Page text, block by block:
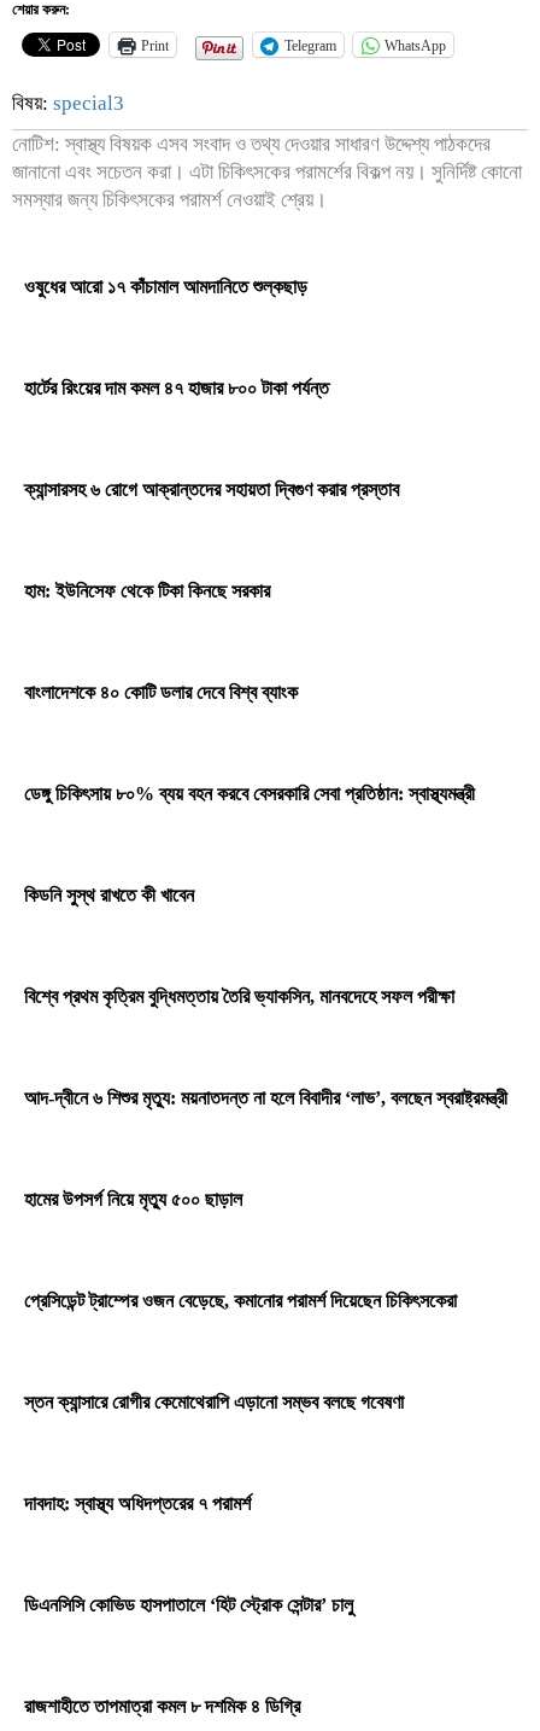
শেয়ার করুন:
Print Telegram WhatsApp
বিষয়: special3
নোটিশ: স্বাস্থ্য বিষয়ক এসব সংবাদ ও তথ্য দেওয়ার সাধারণ উদ্দেশ্য পাঠকদের
জানানো এবং সচেতন করা। এটা চিকিৎসকের পরামর্শের বিকল্প নয়। সুনির্দিষ্ট কোনো
সমস্যার জন্য চিকিৎসকের পরামর্শ নেওয়াই শ্রেয়।
ওষুধের আরো ১৭ কাঁচামাল আমদানিতে শুল্কছাড়
হার্টের রিংয়ের দাম কমল ৪৭ হাজার ৮০০ টাকা পর্যন্ত
ক্যান্সারসহ ৬ রোগে আক্রান্তদের সহায়তা দ্বিগুণ করার প্রস্তাব
হাম: ইউনিসেফ থেকে টিকা কিনছে সরকার
বাংলাদেশকে ৪০ কোটি ডলার দেবে বিশ্ব ব্যাংক
ডেঙ্গু চিকিৎসায় ৮০% ব্যয় বহন করবে বেসরকারি সেবা প্রতিষ্ঠান: স্বাস্থ্যমন্ত্রী
কিডনি সুস্থ রাখতে কী খাবেন
বিশ্বে প্রথম কৃত্রিম বুদ্ধিমত্তায় তৈরি ভ্যাকসিন, মানবদেহে সফল পরীক্ষা
আদ-দ্বীনে ৬ শিশুর মৃত্যু: ময়নাতদন্ত না হলে বিবাদীর ‘লাভ’, বলছেন স্বরাষ্ট্রমন্ত্রী
হামের উপসর্গ নিয়ে মৃত্যু ৫০০ ছাড়াল
প্রেসিডেন্ট ট্রাম্পের ওজন বেড়েছে, কমানোর পরামর্শ দিয়েছেন চিকিৎসকেরা
স্তন ক্যান্সারে রোগীর কেমোথেরাপি এড়ানো সম্ভব বলছে গবেষণা
দাবদাহ: স্বাস্থ্য অধিদপ্তরের ৭ পরামর্শ
ডিএনসিসি কোভিড হাসপাতালে ‘হিট স্ট্রোক সেন্টার’ চালু
রাজশাহীতে তাপমাত্রা কমল ৮ দশমিক ৪ ডিগ্রি